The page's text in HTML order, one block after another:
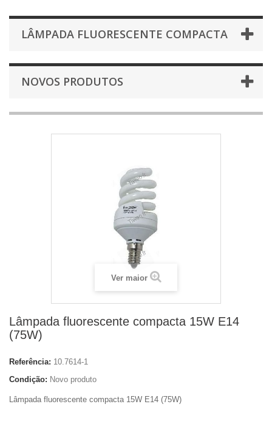
LÂMPADA FLUORESCENTE COMPACTA
NOVOS PRODUTOS
Ver maior
Lâmpada fluorescente compacta 15W E14
(75W)
Referência: 10.7614-1
Condição: Novo produto
Lâmpada fluorescente compacta 15W E14 (75W)